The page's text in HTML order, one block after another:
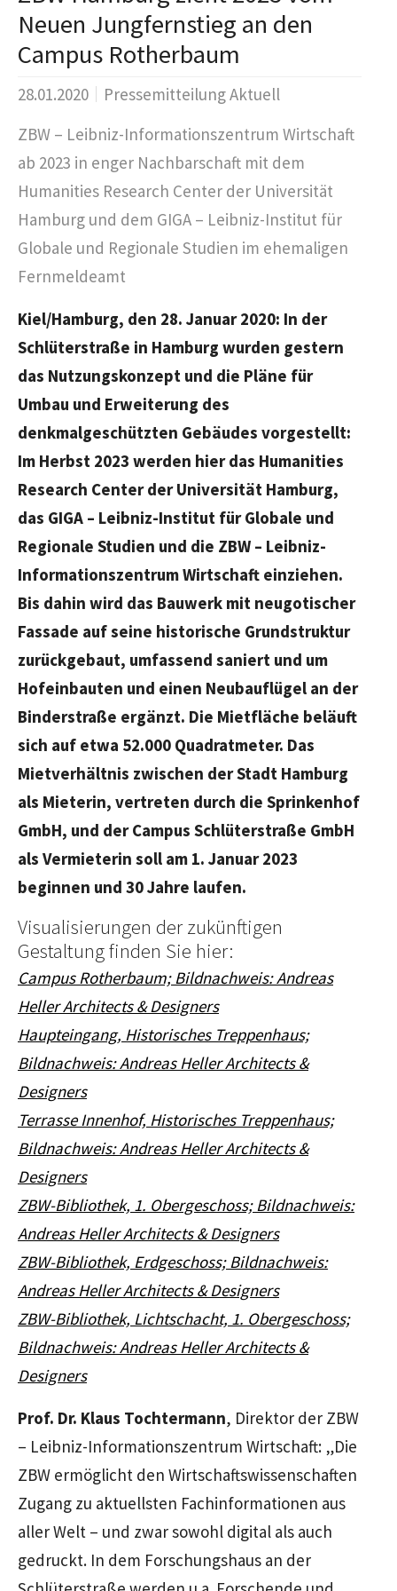
Neuen Jungfernstieg an den
Campus Rotherbaum
28.01.2020
Pressemitteilung Aktuell
ZBW – Leibniz-Informationszentrum Wirtschaft
ab 2023 in enger Nachbarschaft mit dem
Humanities Research Center der Universität
Hamburg und dem GIGA – Leibniz-Institut für
Globale und Regionale Studien im ehemaligen
Fernmeldeamt
Kiel/Hamburg, den 28. Januar 2020: In der
Schlüterstraße in Hamburg wurden gestern
das Nutzungskonzept und die Pläne für
Umbau und Erweiterung des
denkmalgeschützten Gebäudes vorgestellt:
Im Herbst 2023 werden hier das Humanities
Research Center der Universität Hamburg,
das GIGA – Leibniz-Institut für Globale und
Regionale Studien und die ZBW – Leibniz-
Informationszentrum Wirtschaft einziehen.
Bis dahin wird das Bauwerk mit neugotischer
Fassade auf seine historische Grundstruktur
zurückgebaut, umfassend saniert und um
Hofeinbauten und einen Neubauflügel an der
Binderstraße ergänzt. Die Mietfläche beläuft
sich auf etwa 52.000 Quadratmeter. Das
Mietverhältnis zwischen der Stadt Hamburg
als Mieterin, vertreten durch die Sprinkenhof
GmbH, und der Campus Schlüterstraße GmbH
als Vermieterin soll am 1. Januar 2023
beginnen und 30 Jahre laufen.
Visualisierungen der zukünftigen
Gestaltung finden Sie hier:
Campus Rotherbaum; Bildnachweis: Andreas
Heller Architects & Designers
Haupteingang, Historisches Treppenhaus;
Bildnachweis: Andreas Heller Architects &
Designers
Terrasse Innenhof, Historisches Treppenhaus;
Bildnachweis: Andreas Heller Architects &
Designers
ZBW-Bibliothek, 1. Obergeschoss; Bildnachweis:
Andreas Heller Architects & Designers
ZBW-Bibliothek, Erdgeschoss; Bildnachweis:
Andreas Heller Architects & Designers
ZBW-Bibliothek, Lichtschacht, 1. Obergeschoss;
Bildnachweis: Andreas Heller Architects &
Designers
Prof. Dr. Klaus Tochtermann, Direktor der ZBW
– Leibniz-Informationszentrum Wirtschaft: „Die
ZBW ermöglicht den Wirtschaftswissenschaften
Zugang zu aktuellsten Fachinformationen aus
aller Welt – und zwar sowohl digital als auch
gedruckt. In dem Forschungshaus an der